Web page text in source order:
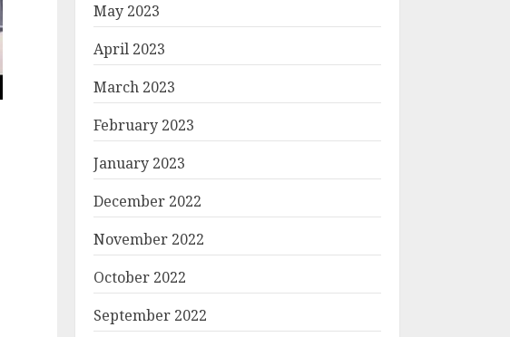
May 2023
April 2023
March 2023
February 2023
January 2023
December 2022
November 2022
October 2022
September 2022